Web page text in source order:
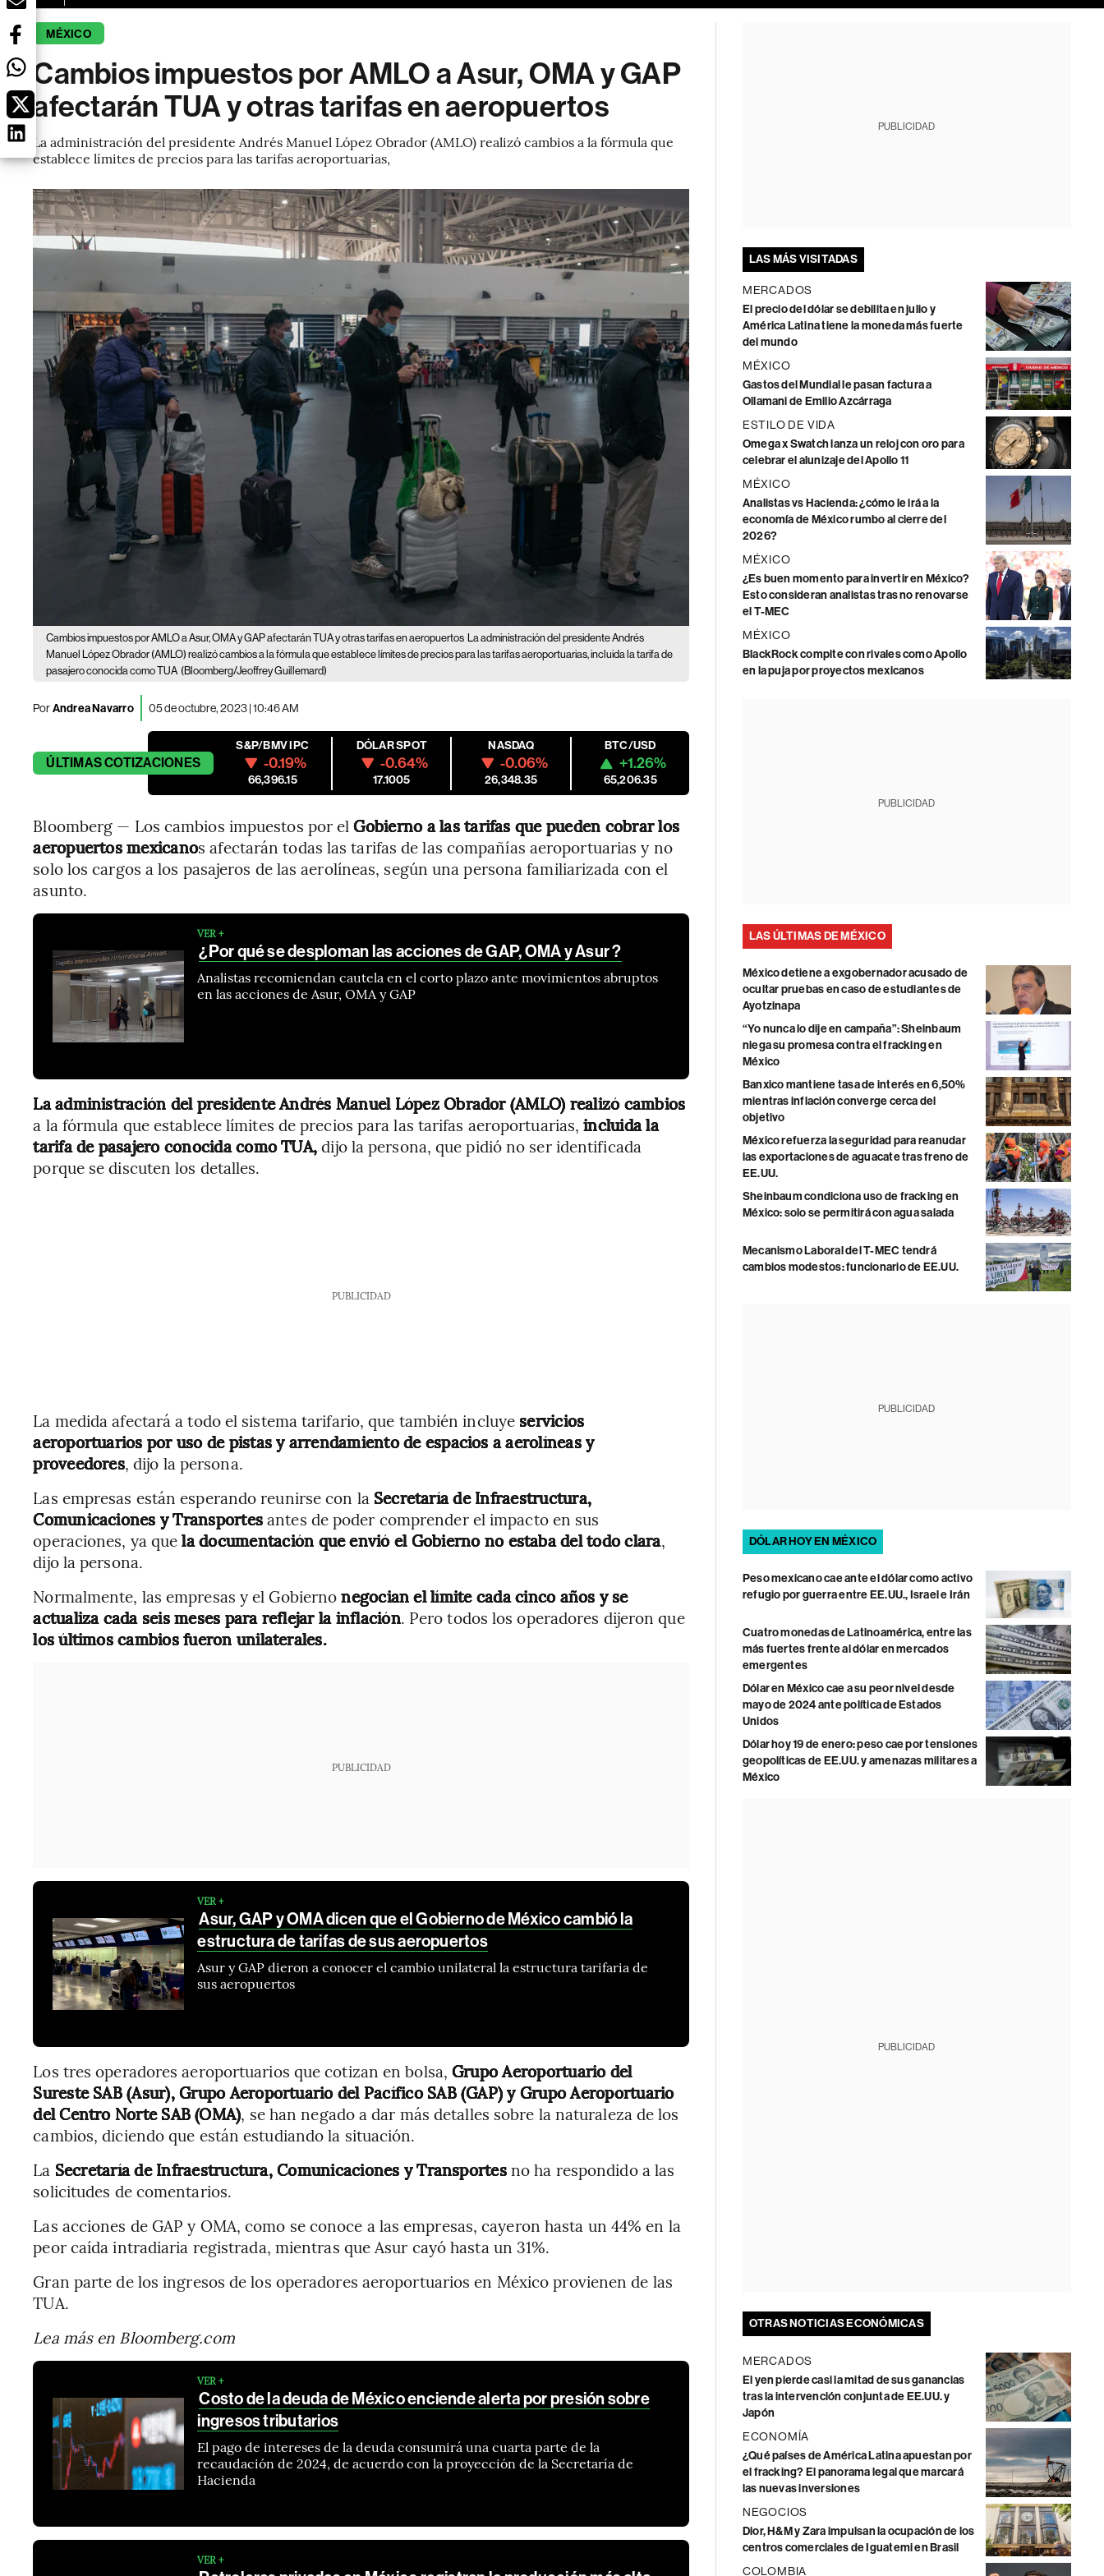
MÉXICO
Cambios impuestos por AMLO a Asur, OMA y GAP
afectarán TUA y otras tarifas en aeropuertos
La administración del presidente Andrés Manuel López Obrador (AMLO) realizó cambios a la fórmula que
establece límites de precios para las tarifas aeroportuarias,
Cambios impuestos por AMLO a Asur, OMA y GAP afectarán TUA y otras tarifas en aeropuertos La administración del presidente Andrés
Manuel López Obrador (AMLO) realizó cambios a la fórmula que establece límites de precios para las tarifas aeroportuarias, incluida la tarifa de
pasajero conocida como TUA (Bloomberg/Jeoffrey Guillemard)
PorAndrea Navarro 05 de octubre, 2023 | 10:46 AM
ÚLTIMASCOTIZACIONES
S&P/BMV IPC
-0.19%
66,396.15
DÓLAR SPOT
-0.64%
17.1005
NASDAQ
-0.06%
26,348.35
BTC/USD
+1.26%
65,206.35
Bloomberg — Los cambios impuestos por elGobierno a las tarifas que pueden cobrar los
aeropuertos mexicanos afectarán todas las tarifas de las compañías aeroportuarias y no
solo los cargos a los pasajeros de las aerolíneas, según una persona familiarizada con el
asunto.
VER +
¿Por qué se desploman las acciones de GAP, OMA y Asur ?
Analistas recomiendan cautela en el corto plazo ante movimientos abruptos
en las acciones de Asur, OMA y GAP
La administración del presidente Andrés Manuel López Obrador (AMLO) realizó cambios
a la fórmula que establece límites de precios para las tarifas aeroportuarias,incluida la
tarifa de pasajero conocida como TUA,dijo la persona, que pidió no ser identificada
porque se discuten los detalles.
PUBLICIDAD
La medida afectará a todo el sistema tarifario, que también incluye servicios
aeroportuarios por uso de pistas y arrendamiento de espacios a aerolíneas y
proveedores, dijo la persona.
Las empresas están esperando reunirse con la Secretaría de Infraestructura,
Comunicaciones y Transportesantes de poder comprender el impacto en sus
operaciones, ya quela documentación que envió el Gobierno no estaba del todo clara,
dijo la persona.
Normalmente, las empresas y el Gobiernonegocian el límite cada cinco años y se
actualiza cada seis meses para reflejar la inflación. Pero todos los operadores dijeron que
los últimos cambios fueron unilaterales.
PUBLICIDAD
VER +
Asur, GAP y OMA dicen que el Gobierno de México cambió la
estructura de tarifas de sus aeropuertos
Asur y GAP dieron a conocer el cambio unilateral la estructura tarifaria de
sus aeropuertos
Los tres operadores aeroportuarios que cotizan en bolsa,Grupo Aeroportuario del
Sureste SAB (Asur), Grupo Aeroportuario del Pacífico SAB (GAP) y Grupo Aeroportuario
del Centro Norte SAB (OMA), se han negado a dar más detalles sobre la naturaleza de los
cambios, diciendo que están estudiando la situación.
La Secretaría de Infraestructura, Comunicaciones y Transportesno ha respondido a las
solicitudes de comentarios.
Las acciones de GAP y OMA, como se conoce a las empresas, cayeron hasta un 44% en la
peor caída intradiaria registrada, mientras que Asur cayó hasta un 31%.
Gran parte de los ingresos de los operadores aeroportuarios en México provienen de las
TUA.
Lea más en Bloomberg.com
VER +
Costo de la deuda de México enciende alerta por presión sobre
ingresos tributarios
El pago de intereses de la deuda consumirá una cuarta parte de la
recaudación de 2024, de acuerdo con la proyección de la Secretaría de
Hacienda
VER +
PUBLICIDAD
LAS MÁS VISITADAS
MERCADOS
El precio del dólar se debilita en julio y
América Latina tiene la moneda más fuerte
del mundo
MÉXICO
Gastos del Mundial le pasan factura a
Ollamani de Emilio Azcárraga
ESTILO DE VIDA
Omega x Swatch lanza un reloj con oro para
celebrar el alunizaje del Apollo 11
MÉXICO
Analistas vs Hacienda: ¿cómo le irá a la
economía de México rumbo al cierre del
2026?
MÉXICO
¿Es buen momento para invertir en México?
Esto consideran analistas tras no renovarse
el T-MEC
MÉXICO
BlackRock compite con rivales como Apollo
en la puja por proyectos mexicanos
PUBLICIDAD
LAS ÚLTIMAS DE MÉXICO
México detiene a exgobernador acusado de
ocultar pruebas en caso de estudiantes de
Ayotzinapa
“Yo nunca lo dije en campaña”: Sheinbaum
niega su promesa contra el fracking en
México
Banxico mantiene tasa de interés en 6,50%
mientras inflación converge cerca del
objetivo
México refuerza la seguridad para reanudar
las exportaciones de aguacate tras freno de
EE.UU.
Sheinbaum condiciona uso de fracking en
México: solo se permitirá con agua salada
Mecanismo Laboral del T-MEC tendrá
cambios modestos: funcionario de EE.UU.
PUBLICIDAD
DÓLAR HOY EN MÉXICO
Peso mexicano cae ante el dólar como activo
refugio por guerra entre EE.UU., Israel e Irán
Cuatro monedas de Latinoamérica, entre las
más fuertes frente al dólar en mercados
emergentes
Dólar en México cae a su peor nivel desde
mayo de 2024 ante política de Estados
Unidos
Dólar hoy 19 de enero: peso cae por tensiones
geopolíticas de EE.UU. y amenazas militares a
México
PUBLICIDAD
OTRAS NOTICIAS ECONÓMICAS
MERCADOS
El yen pierde casi la mitad de sus ganancias
tras la intervención conjunta de EE.UU. y
Japón
ECONOMÍA
¿Qué países de América Latina apuestan por
el fracking? El panorama legal que marcará
las nuevas inversiones
NEGOCIOS
Dior, H&M y Zara impulsan la ocupación de los
centros comerciales de Iguatemi en Brasil
COLOMBIA